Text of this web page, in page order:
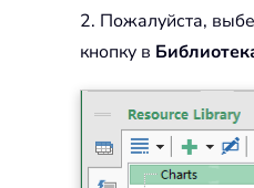
2. Пожалуйста,
кнопку в